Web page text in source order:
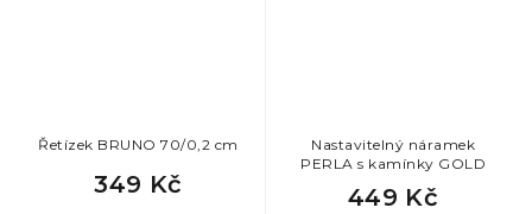
Řetízek BRUNO 70/0,2 cm
349 Kč
Nastavitelný náramek
PERLA s kamínky GOLD
449 Kč